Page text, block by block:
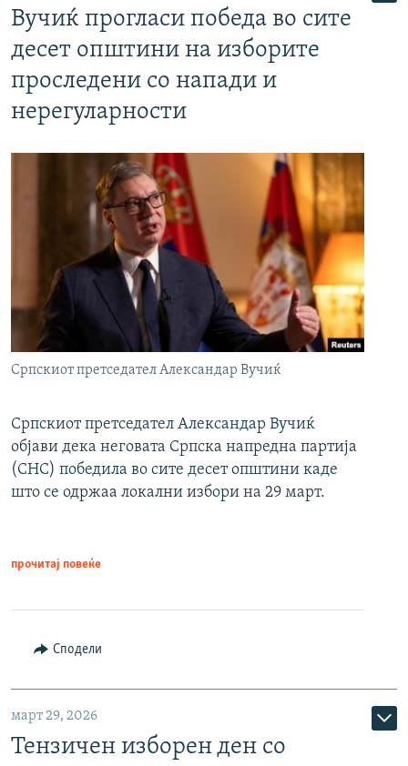
Вучиќ прогласи победа во сите
десет општини на изборите
проследени со напади и
нерегуларности
Српскиот претседател Александар Вучиќ
Српскиот претседател Александар Вучиќ
објави дека неговата Српска напредна партија
(СНС) победила во сите десет општини каде
што се одржаа локални избори на 29 март.
прочитај повеќе
Сподели
март 29, 2026
Тензичен изборен ден со